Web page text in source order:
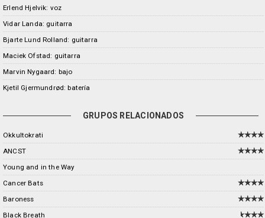
Erlend Hjelvik: voz
Vidar Landa: guitarra
Bjarte Lund Rolland: guitarra
Maciek Ofstad: guitarra
Marvin Nygaard: bajo
Kjetil Gjermundrød: batería
GRUPOS RELACIONADOS
Okkultokrati
ANCST
Young and in the Way
Cancer Bats
Baroness
Black Breath